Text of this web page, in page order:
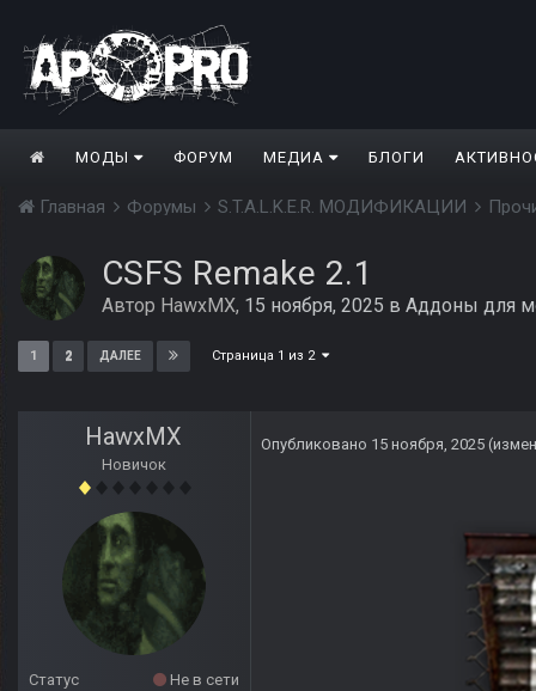
МОДЫ ФОРУМ МЕДИА БЛОГИ
Главная Форумы S.T.A.L.K.E.R. МОДИФИКАЦИИ
CSFS Remake 2.1
Автор HawxMX, 15 ноября, 2025 в Аддоны для
1 2 ДАЛЕЕ Страница 1 из 2
HawxMX
Новичок
Статус
Не в сети
Опубликовано 15 ноября, 2025